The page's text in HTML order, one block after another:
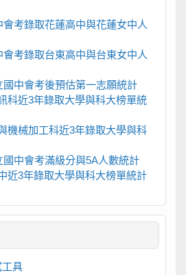
會考錄取花蓮高中與花蓮女中人
會考錄取台東高中與台東女中人
國中會考後預估第一志願統計
科近3年錄取大學與科大榜單統
機械加工科近3年錄取大學與科
國中會考滿級分與5A人數統計
近3年錄取大學與科大榜單統計
具